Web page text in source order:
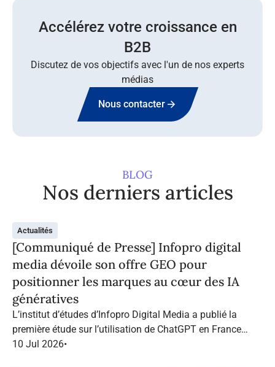
Accélérez votre croissance en
B2B
Discutez de vos objectifs avec l'un de nos experts
médias
Nous contacter
BLOG
Nos derniers articles
Actualités
[Communiqué de Presse] Infopro digital
media dévoile son offre GEO pour
positionner les marques au cœur des IA
génératives
L’institut d’études d’Infopro Digital Media a publié la
première étude sur l’utilisation de ChatGPT en France
dans le marketing B2B.
10 Jul 2026•